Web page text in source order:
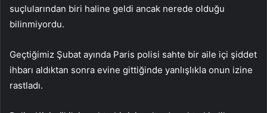
suçlularından biri haline geldi ancak nerede olduğu
bilinmiyordu.
Geçtiğimiz Şubat ayında Paris polisi sahte bir aile içi şiddet
ihbarı aldıktan sonra evine gittiğinde yanlışlıkla onun izine
rastladı.